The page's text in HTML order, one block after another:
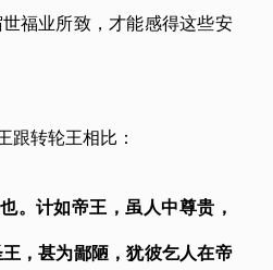
福业所致，才能感得这些安
跟转轮王相比：
。计如帝王，虽人中尊贵，
，甚为鄙陋，犹彼乞人在帝